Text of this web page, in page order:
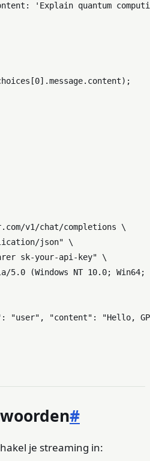
:
'Explain quantum
[0].message. content);
v1/chat/completions \
json" \
sk-your-api-key" \
5.0 (Windows NT 10.0; Win64;
"user", "content": "Hello,
#
je streaming in: